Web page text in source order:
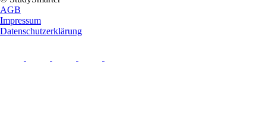
AGB
Impressum
Datenschutzerklärung